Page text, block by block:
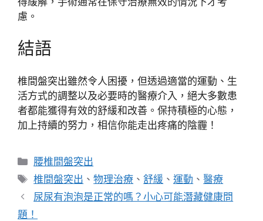
慮。
結語
椎間盤突出雖然令人困擾，但透過適當的運動、生
活方式的調整以及必要時的醫療介入，絕大多數患
者都能獲得有效的舒緩和改善。保持積極的心態，
加上持續的努力，相信你能走出疼痛的陰霾！
分
類
腰椎間盤突出
標
籤
椎間盤突出 、物理治療 、舒緩 、運動 、醫療
尿尿有泡泡是正常的嗎？小心可能潛藏健康問
題！